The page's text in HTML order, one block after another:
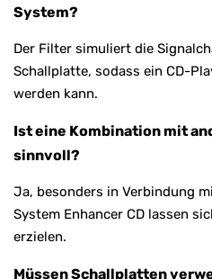
System?
Der Filter simuliert die
Schallplatte, sodass ein CD-
werden kann.
Ist eine Kombination mit
sinnvoll?
Ja, besonders in Verbindung
System Enhancer CD lassen
erzielen.
Müssen Schallplatten